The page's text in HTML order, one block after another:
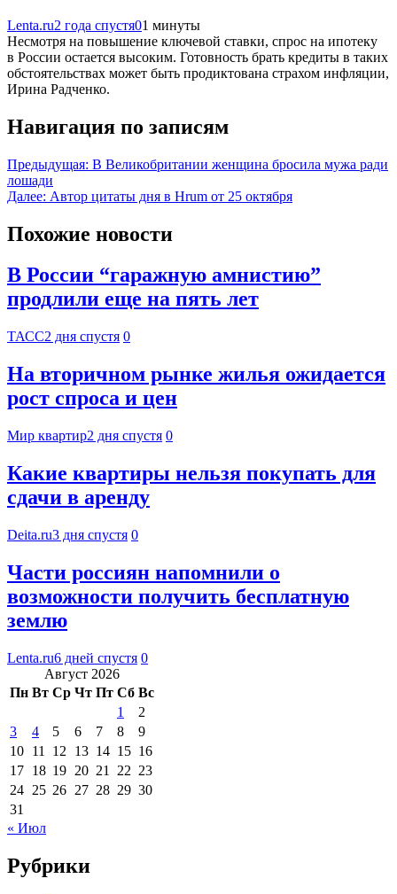
Lenta.ru2 года спустя01 минуты
Несмотря на повышение ключевой ставки, спрос на ипотеку
в России остается высоким. Готовность брать кредиты в таких
обстоятельствах может быть продиктована страхом инфляции,
Ирина Радченко.
Навигация по записям
Предыдущая: В Великобритании женщина бросила мужа ради
лошади
Далее: Автор цитаты дня в Hrum от 25 октября
Похожие новости
В России “гаражную амнистию”
продлили еще на пять лет
ТАСС2 дня спустя 0
На вторичном рынке жилья ожидается
рост спроса и цен
Мир квартир2 дня спустя 0
Какие квартиры нельзя покупать для
сдачи в аренду
Deita.ru3 дня спустя 0
Части россиян напомнили о
возможности получить бесплатную
землю
Lenta.ru6 дней спустя 0
Август 2026
Пн Вт Ср Чт Пт Сб Вс
1
2
3
4 5 6 7 8
9
10 11 12 13 14 15 16
17 18 19 20 21 22 23
24 25 26 27 28 29 30
31
« Июл
Рубрики